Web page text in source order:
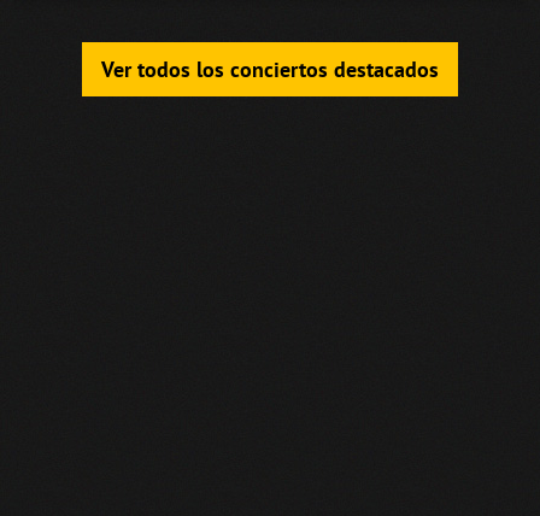
Ver todos los conciertos destacados